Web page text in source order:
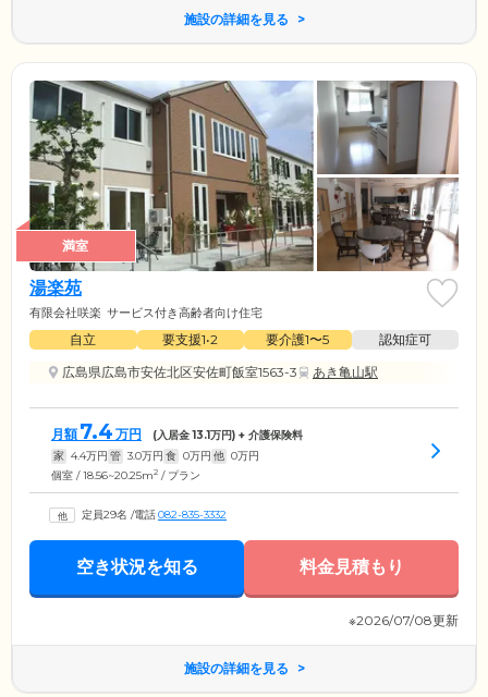
施設の詳細を見る
満室
湯楽苑
有限会社咲楽 サービス付き高齢者向け住宅
自立 要支援1•2 要介護1〜5
認知症可
広島県広島市安佐北区安佐町飯室1563-3
あき亀山駅
月額 7.4 万円 (入居金13.1万円) + 介護保険料
家 4.4万円 管 3.0万円 食 0万円 他 0万円
個室 / 18.56~20.25m2 / プラン
定員29名 /電話082-835-3332
空き状況を知る 料金見積もり
※2026/07/08更新
施設の詳細を見る